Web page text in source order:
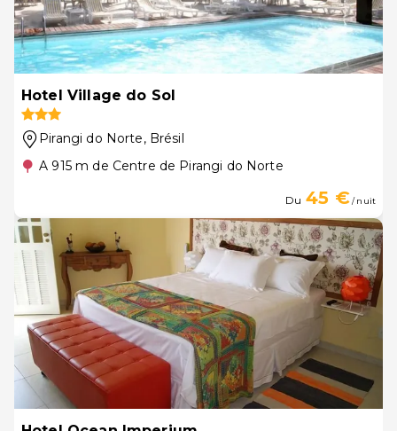
Hotel Village do Sol
Pirangi do Norte, Brésil
A 915 m de Centre de Pirangi do Norte
Du 45 €/ nuit